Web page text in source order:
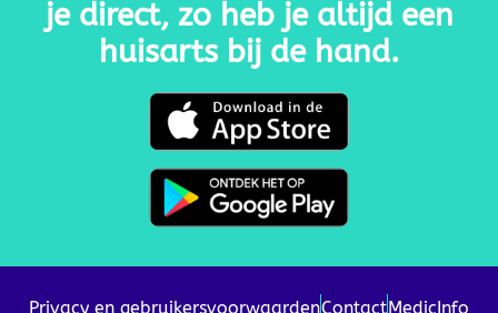
je direct, zo heb je altijd een
huisarts bij de hand.
Privacy en gebruikersvoorwaardenContactMedicInfo